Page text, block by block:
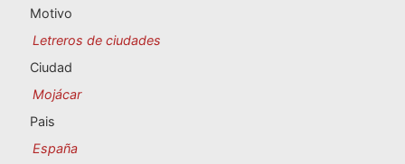
Souvenirs personalizados
A Coruña
Albacete
Motivo
Letreros de ciudades
Ciudad
Mojácar
Pais
España